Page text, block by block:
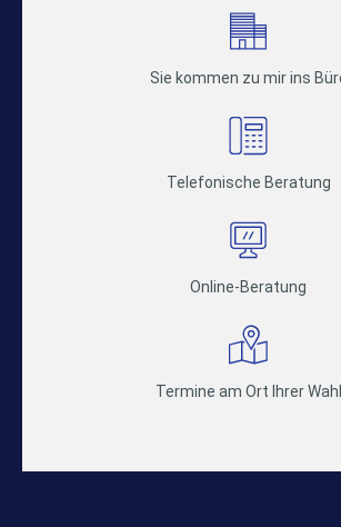
Sie kommen zu mir ins
Telefonische Beratung
Online-Beratung
Termine am Ort Ihrer Wahl